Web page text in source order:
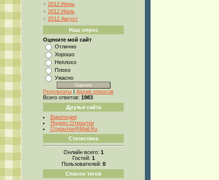
2012 Июнь
2012 Июль
2012 Август
Наш опрос
Оцените мой сайт
Отлично
Хорошо
Неплохо
Плохо
Ужасно
Результаты | Архив опросов
Всего ответов: 1983
Друзья сайта
Википедия
Яндекс.Открытки
Открытки@Mail.Ru
Статистика
Онлайн всего: 1
Гостей: 1
Пользователей: 0
Список тегов